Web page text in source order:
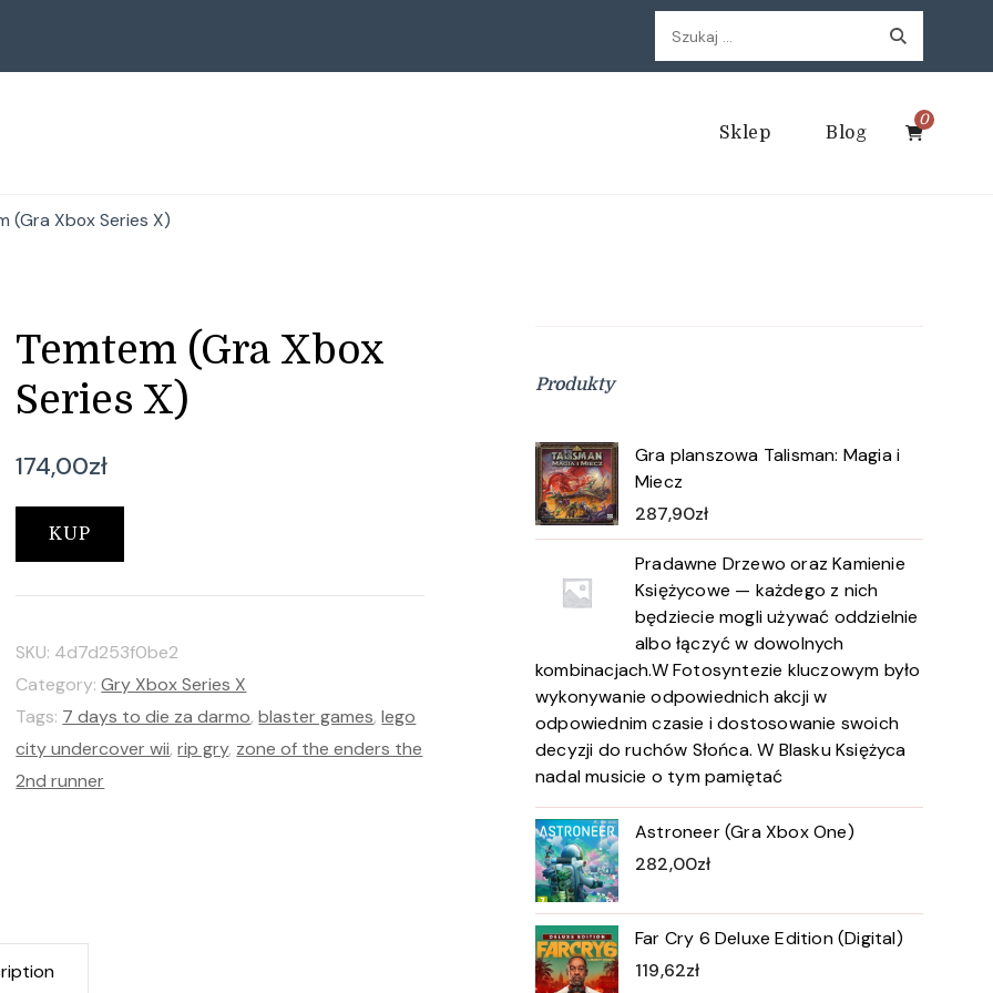
Szukaj:
Sklep Blog
0
(Gra Xbox Series X)
Temtem (Gra Xbox
Series X)
174,00zł
KUP
SKU: 4d7d253f0be2
Category:Gry Xbox Series X
Tags: 7 days to die za darmo,blaster games,lego
city undercover wii,rip gry, zone of the enders the
2nd runner
Produkty
Gra planszowa Talisman: Magia i
Miecz
287,90zł
Pradawne Drzewo oraz Kamienie
Księżycowe — każdego z nich
będziecie mogli używać oddzielnie
albo łączyć w dowolnych
kombinacjach.W Fotosyntezie kluczowym było
wykonywanie odpowiednich akcji w
odpowiednim czasie i dostosowanie swoich
decyzji do ruchów Słońca. W Blasku Księżyca
nadal musicie o tym pamiętać
Astroneer (Gra Xbox One)
282,00zł
Far Cry 6 Deluxe Edition (Digital)
119,62zł